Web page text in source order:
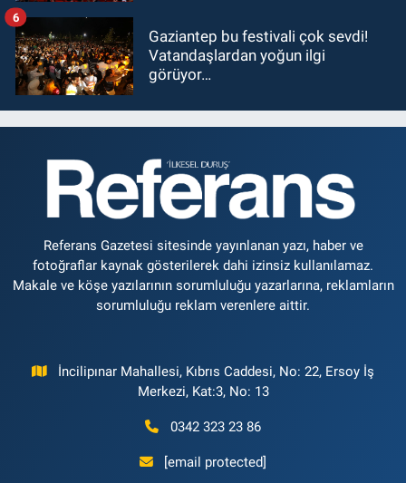
Gaziantep bu festivali çok sevdi!
Vatandaşlardan yoğun ilgi
görüyor…
6
Referans Gazetesi sitesinde yayınlanan yazı, haber ve
fotoğraflar kaynak gösterilerek dahi izinsiz kullanılamaz.
Makale ve köşe yazılarının sorumluluğu yazarlarına, reklamların
sorumluluğu reklam verenlere aittir.
İncilipınar Mahallesi, Kıbrıs Caddesi, No: 22, Ersoy İş
Merkezi, Kat:3, No: 13
0342 323 23 86
[email protected]